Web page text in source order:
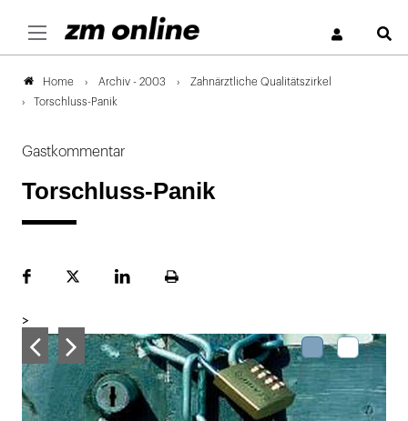
Home Archiv - 2003
Zahnärztliche Qualitätszirkel
Torschluss-Panik
Gastkommentar
Torschluss-Panik
FacebookPlattformLinekdInSeite
>